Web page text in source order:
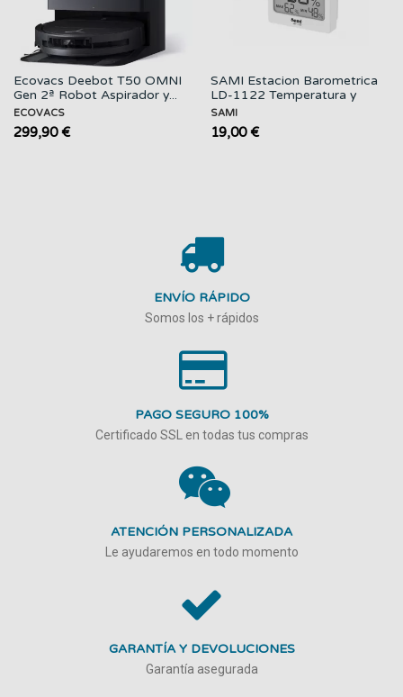
Ecovacs Deebot T50 OMNI
Gen 2ª Robot Aspirador y...
ECOVACS
299,90 €
SAMI Estacion Barometrica
LD-1122 Temperatura y
Humedad a...
SAMI
19,00 €
ENVÍO RÁPIDO
Somos los + rápidos
PAGO SEGURO 100%
Certificado SSL en todas tus compras
ATENCIÓN PERSONALIZADA
Le ayudaremos en todo momento
GARANTÍA Y DEVOLUCIONES
Garantía asegurada